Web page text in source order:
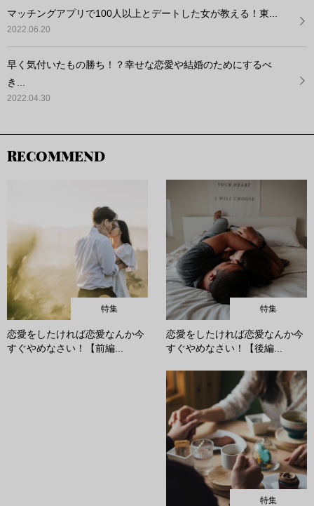
マッチングアプリで100人以上とデートした女が教える！東...
2022.06.20
早く気付いたもの勝ち！？幸せな恋愛や結婚のためにするべ
き...
2022.04.30
RECOMMEND
特集
恋愛をしたければ恋愛なんか今
すぐやめなさい！【前編...
特集
恋愛をしたければ恋愛なんか今
すぐやめなさい！【後編...
特集